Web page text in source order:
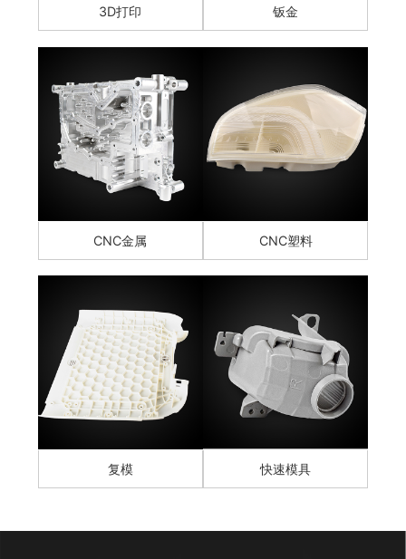
3D打印 钣金
CNC金属 CNC塑料
复模 快速模具